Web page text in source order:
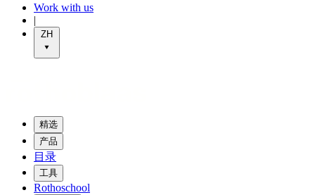
Work with us
|
ZH
精选
产品
目录
工具
Rothoschool